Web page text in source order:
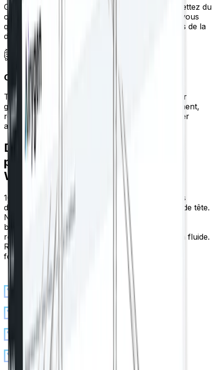
Gérez les règles des robots d'exploration, soumettez du
contenu pour une indexation rapide et assurez-vous
que les moteurs de recherche disposent toujours de la
dernière structure de votre site.
Optimisation basée sur l'IA
Tirez parti de la boîte à outils d'IA d'Airygen pour
générer du contenu optimisé pour le référencement,
rechercher des publications associées et capturer
automatiquement le trafic à longue traîne.
Dites adieu au labyrinthe des
paramètres de référencement
WordPress
16 modules de fonctionnalités avec des centaines
d'options de personnalisation, le tout sans prise de tête.
Notre tableau de bord du plugin WordPress SEO
bascule instantanément entre les pages. Pas de
rechargement, pas de sauts, juste une navigation fluide.
Réorganisez les modules pour conserver vos
fonctionnalités les plus utilisées en haut.
Des conseils clairs pour chaque paramètre
Réorganisez les modules à votre façon
Tous les essentiels du référencement